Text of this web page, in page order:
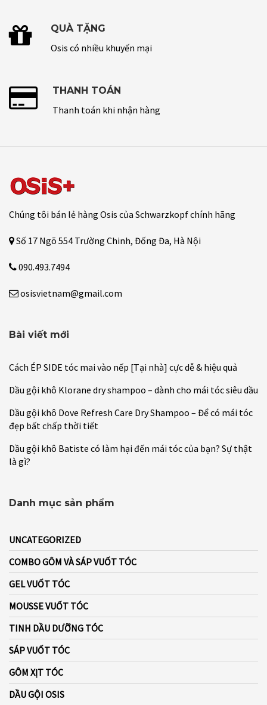
QUÀ TẶNG
Osis có nhiều khuyến mại
THANH TOÁN
Thanh toán khi nhận hàng
Chúng tôi bán lẻ hàng Osis của Schwarzkopf chính hãng
Số 17 Ngõ 554 Trường Chinh, Đống Đa, Hà Nội
090.493.7494
osisvietnam@gmail.com
Bài viết mới
Cách ÉP SIDE tóc mai vào nếp [Tại nhà] cực dễ & hiệu quả
Dầu gội khô Klorane dry shampoo – dành cho mái tóc siêu dầu
Dầu gội khô Dove Refresh Care Dry Shampoo – Để có mái tóc
đẹp bất chấp thời tiết
Dầu gội khô Batiste có làm hại đến mái tóc của bạn? Sự thật
là gì?
Danh mục sản phẩm
UNCATEGORIZED
COMBO GÔM VÀ SÁP VUỐT TÓC
GEL VUỐT TÓC
MOUSSE VUỐT TÓC
TINH DẦU DƯỠNG TÓC
SÁP VUỐT TÓC
GÔM XỊT TÓC
DẦU GỘI OSIS